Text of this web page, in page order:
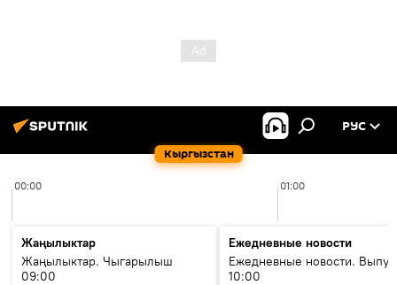
Кыргызстан
РУС
00:00 01:00
Жаңылыктар
Жаңылыктар. Чыгарылыш
09:00
Ежедневные новости
Ежедневные новости.
10:00